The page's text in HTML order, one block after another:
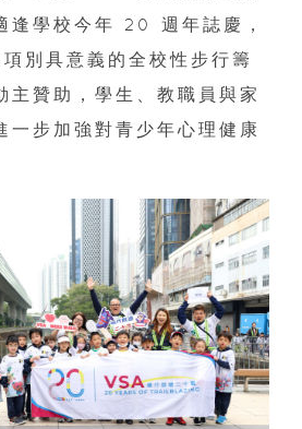
逢學校今年 20 週年誌慶，
別具意義的全校性步行籌
主贊助，學生、教職員與家
一步加強對青少年心理健康